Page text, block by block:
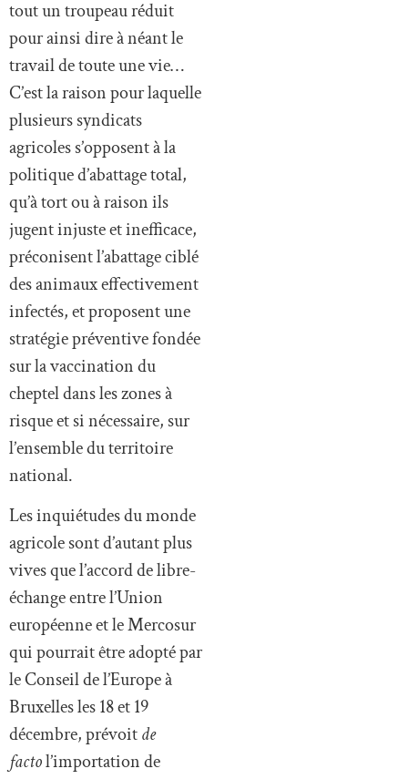
travail de toute une vie…
C’est la raison pour laquelle
plusieurs syndicats
agricoles s’opposent à la
politique d’abattage total,
qu’à tort ou à raison ils
jugent injuste et inefficace,
préconisent l’abattage ciblé
des animaux effectivement
infectés, et proposent une
stratégie préventive fondée
sur la vaccination du
cheptel dans les zones à
risque et si nécessaire, sur
l’ensemble du territoire
national.
Les inquiétudes du monde
vives que l’accord de libre-
échange entre l’Union
européenne et le Mercosur
qui pourrait être adopté par
le Conseil de l’Europe à
Bruxelles les 18 et 19
décembre, prévoitde
factol’importation de
dizaines de milliers de
tonnes supplémentaires de